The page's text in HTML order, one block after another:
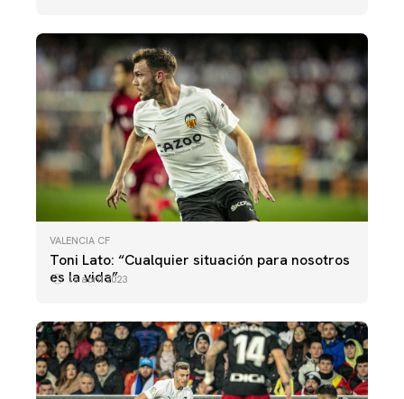
VALENCIA CF
Toni Lato: “Cualquier situación para nosotros
es la vida”
16 abril 2023